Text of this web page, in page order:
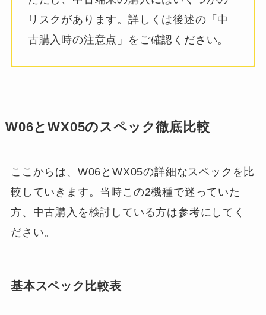
リスクがあります。詳しくは後述の「中
古購入時の注意点」をご確認ください。
W06とWX05のスペック徹底比較
ここからは、W06とWX05の詳細なスペックを比
較していきます。当時この2機種で迷っていた
方、中古購入を検討している方は参考にしてく
ださい。
基本スペック比較表